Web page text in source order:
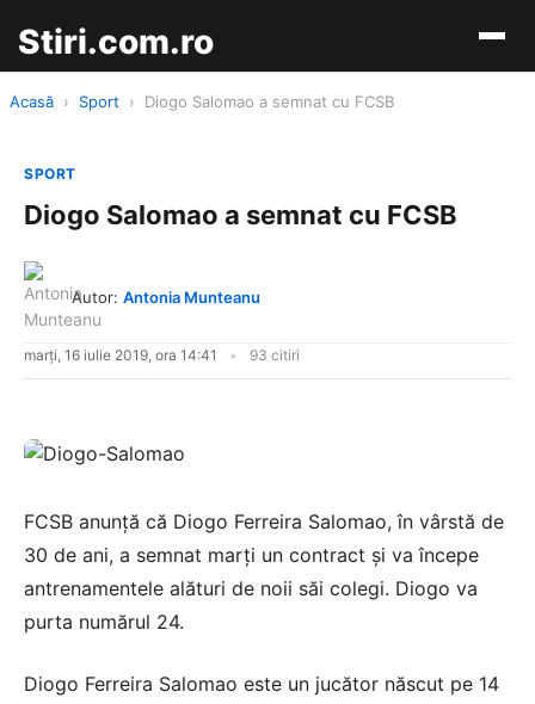
Stiri.com.ro
Acasă › Sport › Diogo Salomao a semnat cu FCSB
SPORT
Diogo Salomao a semnat cu FCSB
Autor: Antonia Munteanu
marți, 16 iulie 2019, ora 14:41 93 citiri
FCSB anunţă că Diogo Ferreira Salomao, în vârstă de
30 de ani, a semnat marţi un contract şi va începe
antrenamentele alături de noii săi colegi. Diogo va
purta numărul 24.
Diogo Ferreira Salomao este un jucător născut pe 14